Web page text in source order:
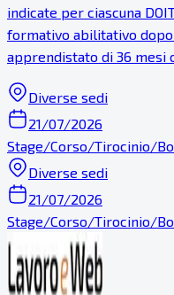
indicate per ciascuna
formativo abilitativo
apprendistato di 36 mesi
Diverse sedi
21/07/2026
Stage/Corso/Tirocinio/
Diverse sedi
21/07/2026
Stage/Corso/Tirocinio/